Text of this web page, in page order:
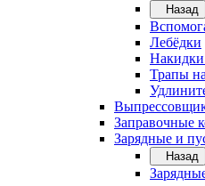
Назад
Лебёдки
Трапы
Заправочные
Зарядные и
Назад